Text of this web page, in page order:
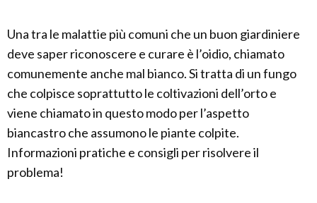
Una tra le malattie più comuni che un buon giardiniere
deve saper riconoscere e curare è l’oidio, chiamato
comunemente anche mal bianco. Si tratta di un fungo
che colpisce soprattutto le coltivazioni dell’orto e
viene chiamato in questo modo per l’aspetto
biancastro che assumono le piante colpite.
Informazioni pratiche e consigli per risolvere il
problema!